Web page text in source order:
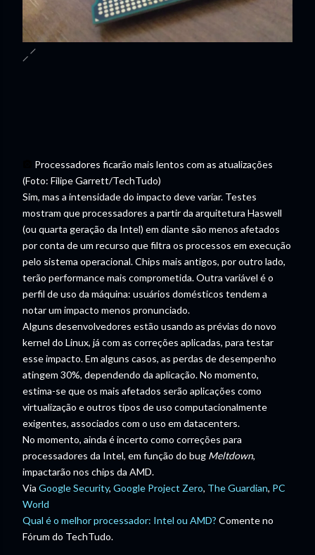
Processadores ficarão mais lentos com as atualizações
(Foto: Filipe Garrett/TechTudo)
Sim, mas a intensidade do impacto deve variar. Testes
mostram que processadores a partir da arquitetura Haswell
(ou quarta geração da Intel) em diante são menos afetados
por conta de um recurso que filtra os processos em execução
pelo sistema operacional. Chips mais antigos, por outro lado,
terão performance mais comprometida. Outra variável é o
perfil de uso da máquina: usuários domésticos tendem a
notar um impacto menos pronunciado.
Alguns desenvolvedores estão usando as prévias do novo
kernel do Linux, já com as correções aplicadas, para testar
esse impacto. Em alguns casos, as perdas de desempenho
atingem 30%, dependendo da aplicação. No momento,
estima-se que os mais afetados serão aplicações como
virtualização e outros tipos de uso computacionalmente
exigentes, associados com o uso em datacenters.
No momento, ainda é incerto como correções para
processadores da Intel, em função do bug Meltdown,
impactarão nos chips da AMD.
Via Google Security, Google Project Zero, The Guardian, PC
World
Qual é o melhor processador: Intel ou AMD? Comente no
Fórum do TechTudo.